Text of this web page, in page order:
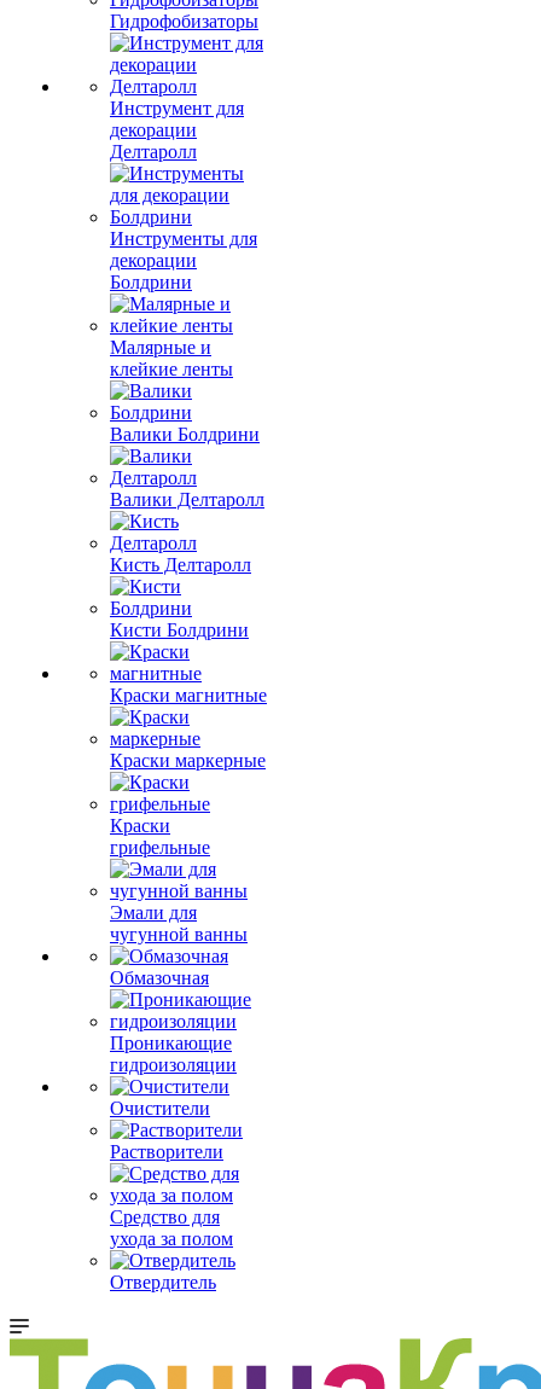
Гидрофобизаторы
Инструмент для
декорации
Делтаролл
Инструменты для
декорации
Болдрини
Малярные и
клейкие ленты
Валики Болдрини
Валики Делтаролл
Кисть Делтаролл
Кисти Болдрини
Краски магнитные
Краски маркерные
Краски
грифельные
Эмали для
чугунной ванны
Обмазочная
Проникающие
гидроизоляции
Очистители
Растворители
Средство для
ухода за полом
Отвердитель